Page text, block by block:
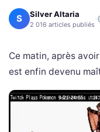
S Silver Altaria
2 016 articles publiés ·
Ce matin, après
est enfin devenu